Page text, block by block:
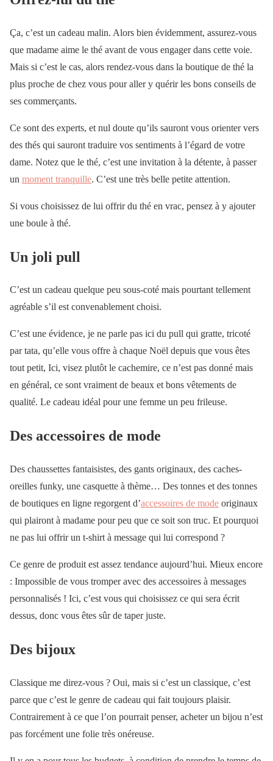
Ça, c’est un cadeau malin. Alors bien évidemment, assurez-vous
que madame aime le thé avant de vous engager dans cette voie.
Mais si c’est le cas, alors rendez-vous dans la boutique de thé la
plus proche de chez vous pour aller y quérir les bons conseils de
ses commerçants.
Ce sont des experts, et nul doute qu’ils sauront vous orienter vers
des thés qui sauront traduire vos sentiments à l’égard de votre
dame. Notez que le thé, c’est une invitation à la détente, à passer
un moment tranquille. C’est une très belle petite attention.
Si vous choisissez de lui offrir du thé en vrac, pensez à y ajouter
une boule à thé.
Un joli pull
C’est un cadeau quelque peu sous-coté mais pourtant tellement
agréable s’il est convenablement choisi.
C’est une évidence, je ne parle pas ici du pull qui gratte, tricoté
par tata, qu’elle vous offre à chaque Noël depuis que vous êtes
tout petit, Ici, visez plutôt le cachemire, ce n’est pas donné mais
en général, ce sont vraiment de beaux et bons vêtements de
qualité. Le cadeau idéal pour une femme un peu frileuse.
Des accessoires de mode
Des chaussettes fantaisistes, des gants originaux, des caches-
oreilles funky, une casquette à thème… Des tonnes et des tonnes
de boutiques en ligne regorgent d’accessoires de mode originaux
qui plairont à madame pour peu que ce soit son truc. Et pourquoi
ne pas lui offrir un t-shirt à message qui lui correspond ?
Ce genre de produit est assez tendance aujourd’hui. Mieux encore
: Impossible de vous tromper avec des accessoires à messages
personnalisés ! Ici, c’est vous qui choisissez ce qui sera écrit
dessus, donc vous êtes sûr de taper juste.
Des bijoux
Classique me direz-vous ? Oui, mais si c’est un classique, c’est
parce que c’est le genre de cadeau qui fait toujours plaisir.
Contrairement à ce que l’on pourrait penser, acheter un bijou n’est
pas forcément une folie très onéreuse.